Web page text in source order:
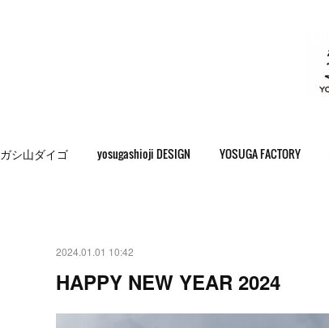
ガシ山ダイゴ yosugashioji DESIGN YOSUGA FACTORY
2024.01.01 10:42
HAPPY NEW YEAR 2024